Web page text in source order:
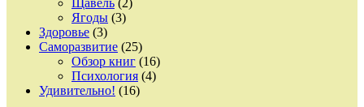
Щавель (2)
Ягоды (3)
Здоровье (3)
Саморазвитие (25)
Обзор книг (16)
Психология (4)
Удивительно! (16)